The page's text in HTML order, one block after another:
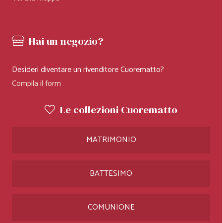
Hai un negozio?
Desideri diventare un rivenditore Cuorematto?
Compila il form
Le collezioni Cuorematto
MATRIMONIO
BATTESIMO
COMUNIONE